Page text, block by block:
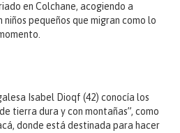
en Colchane, acogiendo a
pequeños que migran como lo
Isabel Dioqf (42) conocía los
tierra dura y con montañas”, como
donde está destinada para hacer